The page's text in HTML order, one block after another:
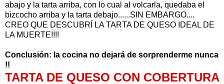
abajo y la tarta arriba, con lo cual al volcarla, quedaba el
bizcocho arriba y la tarta debajo......SIN EMBARGO....
CREO QUE DESCUBRÍ LA TARTA DE QUESO IDEAL DE
LA MUERTE!!!!
Conclusión: la cocina no dejará de sorprenderme nunca
!!
TARTA DE QUESO CON COBERTURA